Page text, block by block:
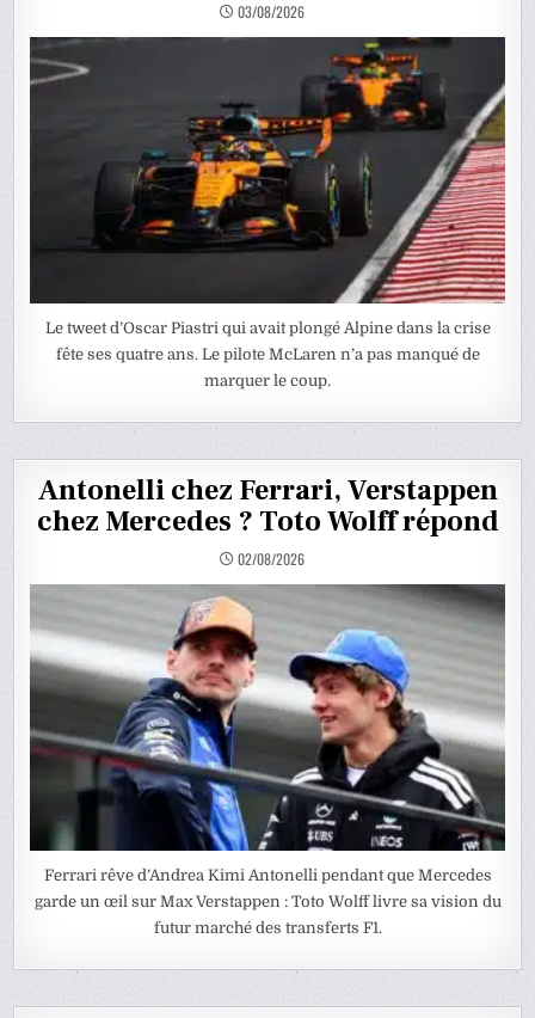
03/08/2026
Le tweet d’Oscar Piastri qui avait plongé Alpine dans la crise
fête ses quatre ans. Le pilote McLaren n’a pas manqué de
marquer le coup.
Antonelli chez Ferrari, Verstappen
chez Mercedes ? Toto Wolff répond
02/08/2026
Ferrari rêve d’Andrea Kimi Antonelli pendant que Mercedes
garde un œil sur Max Verstappen : Toto Wolff livre sa vision du
futur marché des transferts F1.